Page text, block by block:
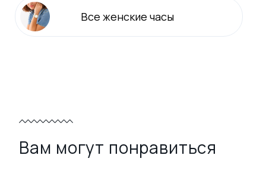
Все женские часы
Вам могут понравиться